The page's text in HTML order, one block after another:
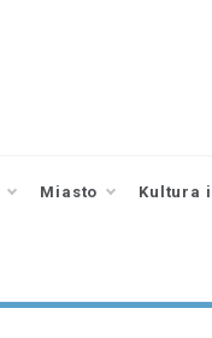
Miasto Kultura